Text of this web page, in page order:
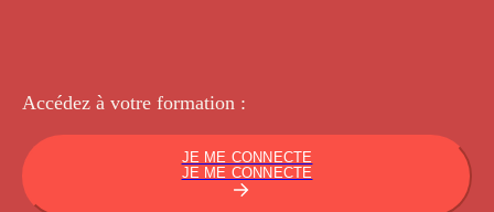
Accédez à votre formation :
JE ME CONNECTE
JE ME CONNECTE